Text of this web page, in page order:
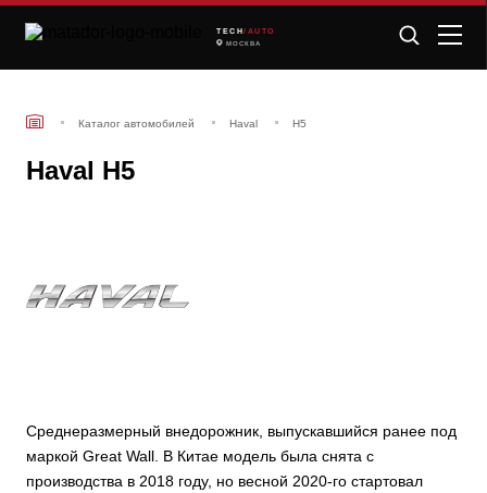
TECH /AUTO
МОСКВА
Каталог автомобилей Haval H5
Haval H5
Среднеразмерный внедорожник, выпускавшийся ранее под
маркой Great Wall. В Китае модель была снята с
производства в 2018 году, но весной 2020-го стартовал